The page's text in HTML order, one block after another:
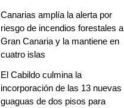
Canarias amplía la alerta por
riesgo de incendios forestales a
Gran Canaria y la mantiene en
cuatro islas
El Cabildo culmina la
incorporación de las 13 nuevas
guaguas de dos pisos para